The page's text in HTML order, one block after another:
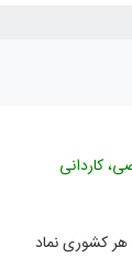
کاردانی
کشوری نماد